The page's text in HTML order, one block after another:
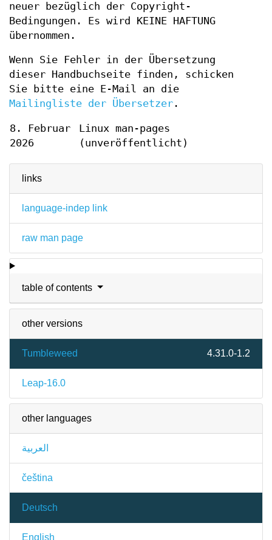
links
language-indep link
raw man page
table of contents
other versions
Tumbleweed 4.31.0-1.2
Leap-16.0
other languages
العربية
čeština
Deutsch
English
neuer bezüglich der Copyright-
Bedingungen. Es wird KEINE HAFTUNG
übernommen.
Wenn Sie Fehler in der Übersetzung
dieser Handbuchseite finden, schicken
Sie bitte eine E-Mail an die
Mailingliste der Übersetzer .
8. Februar
2026
Linux man-pages
(unveröffentlicht)